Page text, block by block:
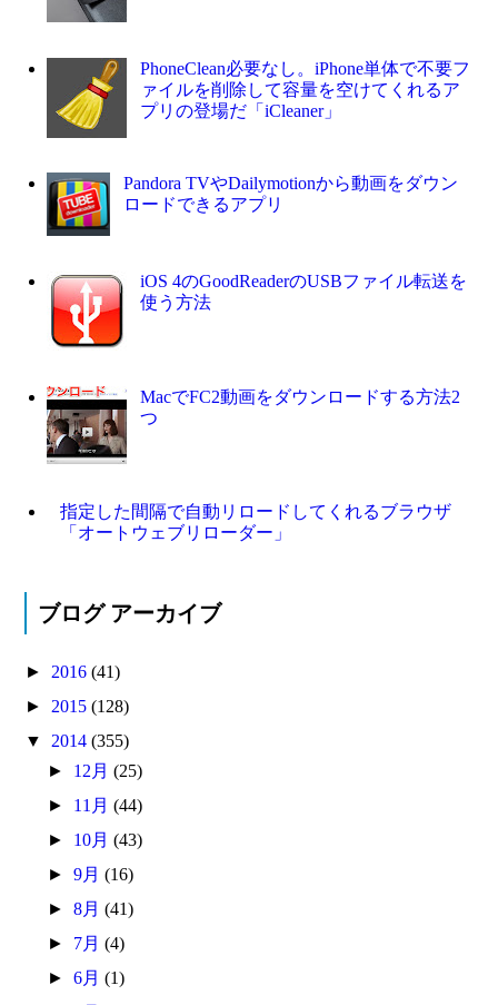
PhoneClean必要なし。iPhone単体で不要フ
ァイルを削除して容量を空けてくれるア
プリの登場だ「iCleaner」
Pandora TVやDailymotionから動画をダウン
ロードできるアプリ
iOS 4のGoodReaderのUSBファイル転送を
使う方法
MacでFC2動画をダウンロードする方法2
つ
指定した間隔で自動リロードしてくれるブラウザ
「オートウェブリローダー」
ブログ アーカイブ
► 2016(41)
► 2015(128)
▼ 2014(355)
► 12月 (25)
► 11月 (44)
► 10月 (43)
► 9月 (16)
► 8月 (41)
► 7月 (4)
► 6月 (1)